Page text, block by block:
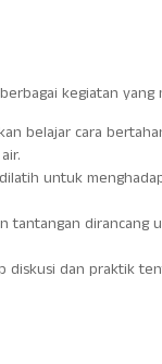
kegiatan
belajar cara
dilatih untuk
tantangan
diskusi dan praktik